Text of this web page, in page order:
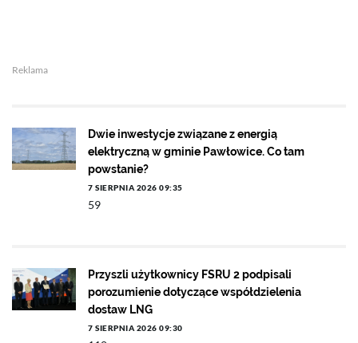
Reklama
Dwie inwestycje związane z energią
elektryczną w gminie Pawłowice. Co tam
powstanie?
7 SIERPNIA 2026 09:35
59
Przyszli użytkownicy FSRU 2 podpisali
porozumienie dotyczące współdzielenia
dostaw LNG
7 SIERPNIA 2026 09:30